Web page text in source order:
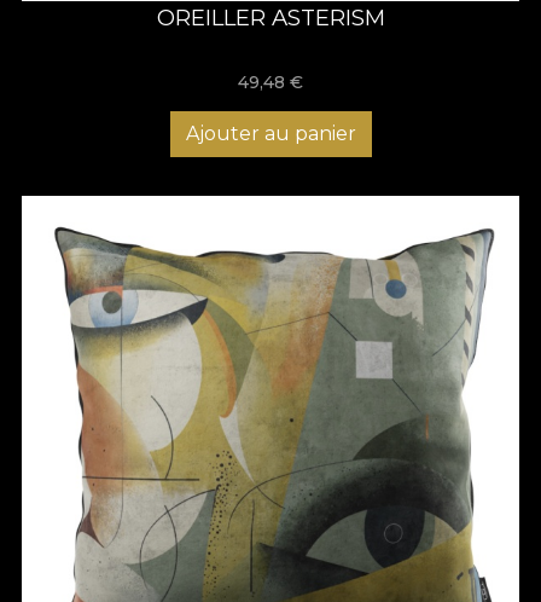
OREILLER ASTERISM
49,48 €
Ajouter au panier